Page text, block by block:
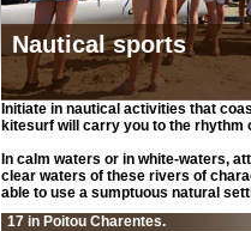
Nautical sports
Initiate in nautical activities that
kitesurf will carry you to the rhythm
In calm waters or in white-waters,
clear waters of these rivers of
able to use a sumptuous natural
17 in Poitou Charentes.